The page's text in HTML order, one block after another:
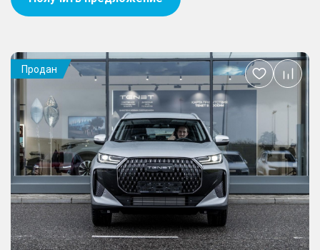
Продан
Добавить
в
избранное